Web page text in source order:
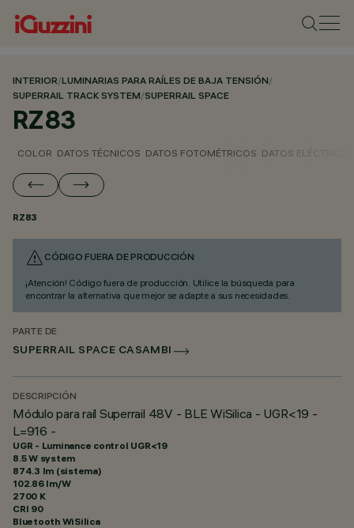
INTERIOR/LUMINARIAS PARA RAÍLES DE BAJA TENSIÓN/
SUPERRAIL TRACK SYSTEM/SUPERRAIL SPACE
RZ83
COLOR DATOS TÉCNICOS DATOS FOTOMÉTRICOS DATOS
RZ83
CÓDIGO FUERA DE PRODUCCIÓN
¡Atención! Código fuera de producción. Utilice la búsqueda para
encontrar la alternativa que mejor se adapte a sus necesidades.
PARTE DE
SUPERRAIL SPACE CASAMBI
DESCRIPCIÓN
Módulo para raíl Superrail 48V - BLE WiSilica - UGR<19 -
L=916 -
UGR - Luminance control UGR<19
8.5 W system
874.3 lm (sistema)
102.86 lm/W
2700 K
CRI 90
Bluetooth WiSilica